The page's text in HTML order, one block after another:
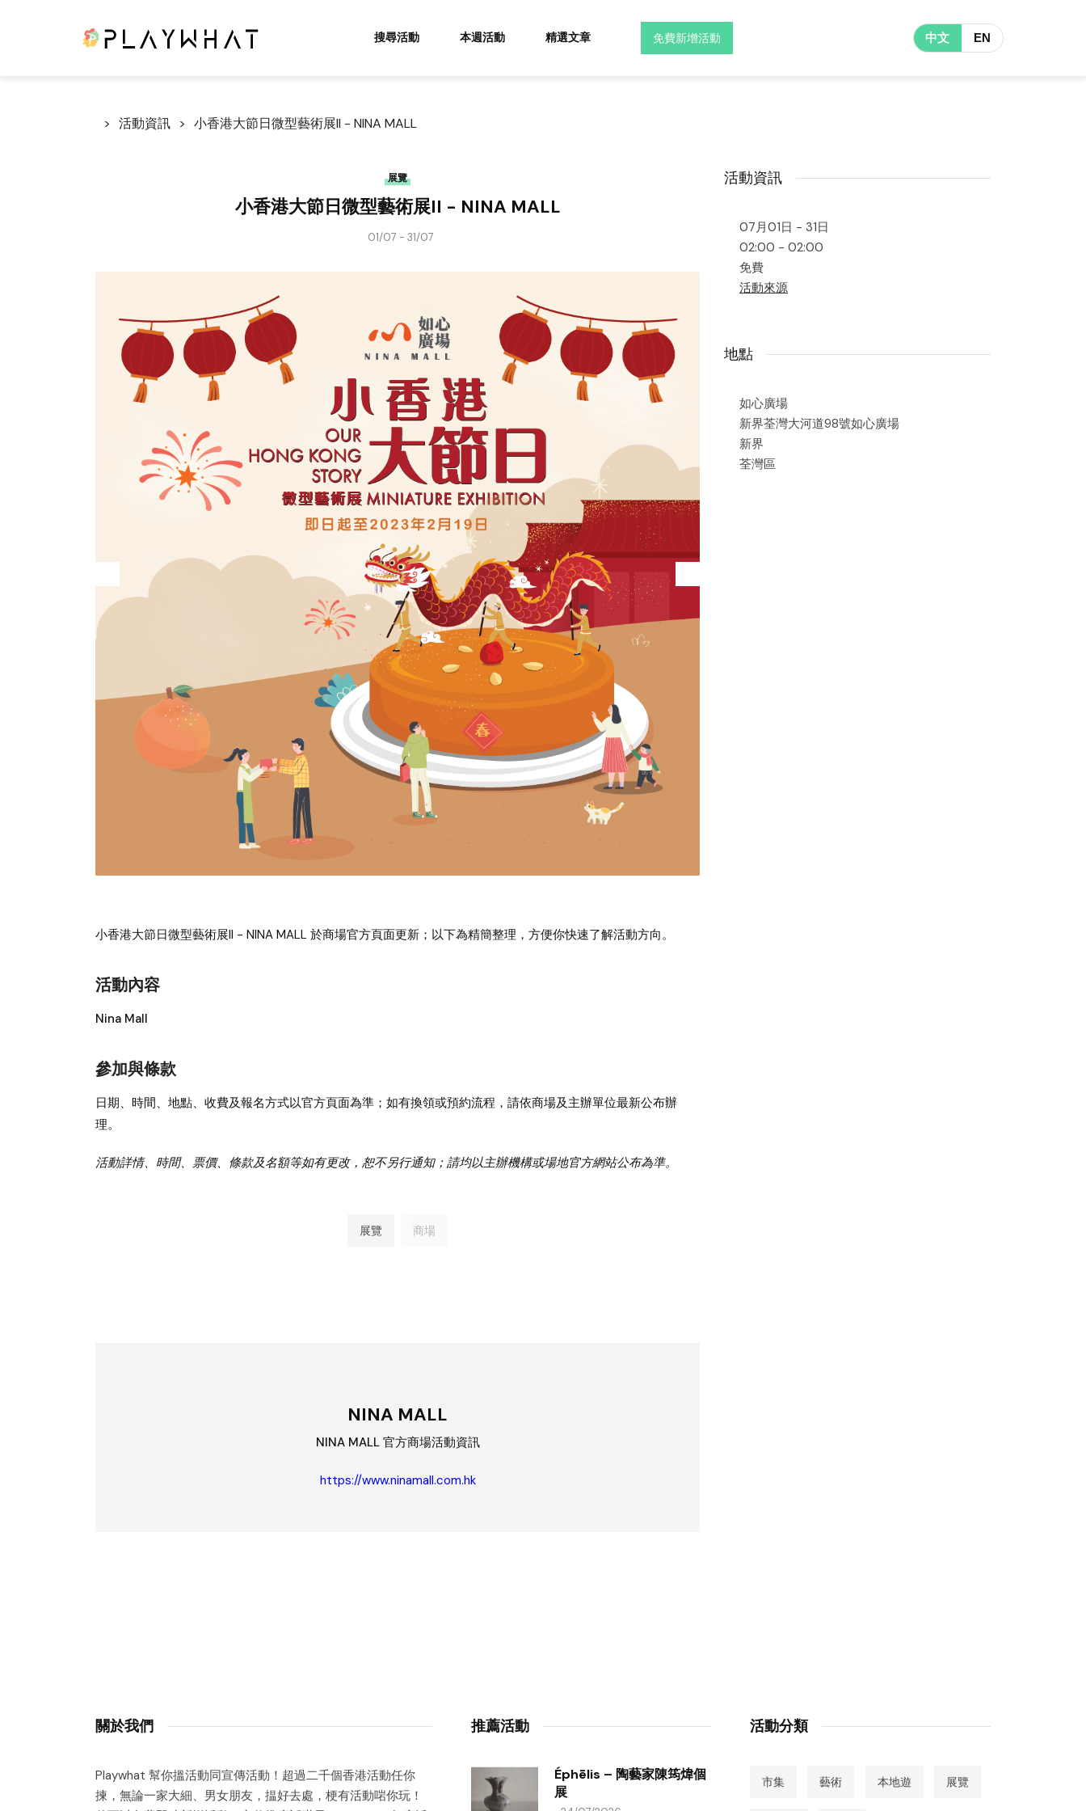
搜尋活動 本週活動 精選文章 免費新增活動 中文 EN
活動資訊 小香港大節日微型藝術展II - NINA MALL
展覽
小香港大節日微型藝術展II - NINA MALL
01/07 - 31/07
小香港大節日微型藝術展II - NINA MALL 於商場官方頁面更新；以下為精簡整理，方便你快速了解活動方向。
活動內容
Nina Mall
參加與條款
日期、時間、地點、收費及報名方式以官方頁面為準；如有換領或預約流程，請依商場及主辦單位最新公布辦
理。
活動詳情、時間、票價、條款及名額等如有更改，恕不另行通知；請均以主辦機構或場地官方網站公布為準。
展覽 商場
NINA MALL
NINA MALL 官方商場活動資訊
https://www.ninamall.com.hk
活動資訊
07月01日 - 31日
02:00 - 02:00
免費
活動來源
地點
如心廣場
新界荃灣大河道98號如心廣場
新界
荃灣區
關於我們
Playwhat 幫你搵活動同宣傳活動！超過二千個香港活動任你
揀，無論一家大細、男女朋友，揾好去處，梗有活動啱你玩！
推薦活動
Éphēlis – 陶藝家陳筠煒個
展
活動分類
市集 藝術 本地遊 展覽